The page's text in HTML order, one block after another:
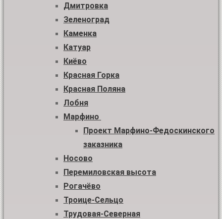
Дмитровка
Зеленоград
Каменка
Катуар
Киёво
Красная Горка
Красная Поляна
Лобня
Марфино
Проект Марфино-Федоскинского
заказника
Носово
Перемиловская высота
Рогачёво
Троице-Сельцо
Трудовая-Северная